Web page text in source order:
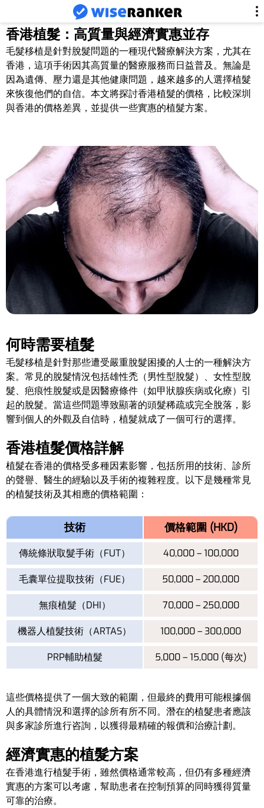
香港植髮：高質量與經濟實惠並存
毛髮移植是針對脫髮問題的一種現代醫療解決方案，尤其在
香港，這項手術因其高質量的醫療服務而日益普及。無論是
因為遺傳、壓力還是其他健康問題，越來越多的人選擇植髮
來恢復他們的自信。本文將探討香港植髮的價格，比較深圳
與香港的價格差異，並提供一些實惠的植髮方案。
何時需要植髮
毛髮移植是針對那些遭受嚴重脫髮困擾的人士的一種解決方
案。常見的脫髮情況包括雄性禿（男性型脫髮）、女性型脫
髮、疤痕性脫髮或是因醫療條件（如甲狀腺疾病或化療）引
起的脫髮。當這些問題導致顯著的頭髮稀疏或完全脫落，影
響到個人的外觀及自信時，植髮就成了一個可行的選擇。
香港植髮價格詳解
植髮在香港的價格受多種因素影響，包括所用的技術、診所
的聲譽、醫生的經驗以及手術的複雜程度。以下是幾種常見
的植髮技術及其相應的價格範圍：
技術 價格範圍 (HKD)
傳統條狀取髮手術（FUT） 40,000 – 100,000
毛囊單位提取技術（FUE） 50,000 – 200,000
無痕植髮（DHI） 70,000 – 250,000
機器人植髮技術（ARTAS） 100,000 – 300,000
PRP輔助植髮 5,000 – 15,000 (每次)
這些價格提供了一個大致的範圍，但最終的費用可能根據個
人的具體情況和選擇的診所有所不同。潛在的植髮患者應該
與多家診所進行咨詢，以獲得最精確的報價和治療計劃。
經濟實惠的植髮方案
在香港進行植髮手術，雖然價格通常較高，但仍有多種經濟
實惠的方案可以考慮，幫助患者在控制預算的同時獲得質量
可靠的治療。